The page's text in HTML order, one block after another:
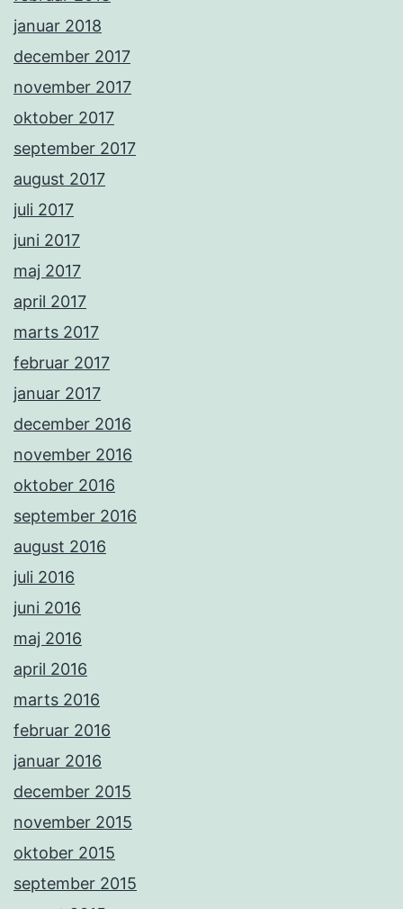
januar 2018
december 2017
november 2017
oktober 2017
september 2017
august 2017
juli 2017
juni 2017
maj 2017
april 2017
marts 2017
februar 2017
januar 2017
december 2016
november 2016
oktober 2016
september 2016
august 2016
juli 2016
juni 2016
maj 2016
april 2016
marts 2016
februar 2016
januar 2016
december 2015
november 2015
oktober 2015
september 2015